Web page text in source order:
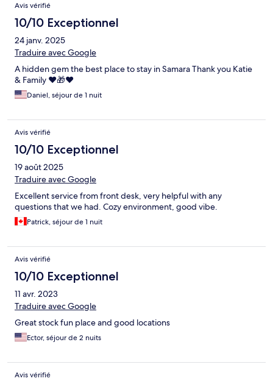
Avis vérifié
10/10 Exceptionnel
24 janv. 2025
Traduire avec Google
A hidden gem the best place to stay in Samara Thank you Katie
& Family ❤️🎁❤️
Daniel, séjour de 1 nuit
Avis vérifié
10/10 Exceptionnel
19 août 2025
Traduire avec Google
Excellent service from front desk, very helpful with any
questions that we had. Cozy environment, good vibe.
Patrick, séjour de 1 nuit
Avis vérifié
10/10 Exceptionnel
11 avr. 2023
Traduire avec Google
Great stock fun place and good locations
Ector, séjour de 2 nuits
Avis vérifié